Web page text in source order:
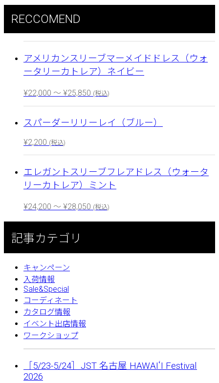
RECCOMEND
アメリカンスリーブマーメイドドレス（ウォ
ータリーカトレア）ネイビー
¥22,000 ～ ¥25,850 (税込)
スパーダーリリーレイ（ブルー）
¥2,200 (税込)
エレガントスリーブフレアドレス（ウォータ
リーカトレア）ミント
¥24,200 ～ ¥28,050 (税込)
記事カテゴリ
キャンペーン
入荷情報
Sale&Special
コーディネート
カタログ情報
イベント出店情報
ワークショップ
［5/23-5/24］JST 名古屋 HAWAIʻI Festival
2026